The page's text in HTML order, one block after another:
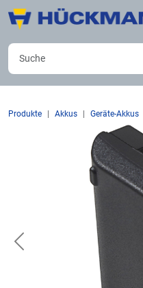
Produkte Akkus Geräte-Akkus
Previous